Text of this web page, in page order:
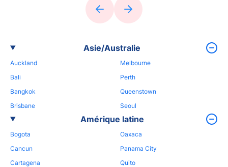
Asie/Australie
Auckland
Bali
Bangkok
Brisbane
Melbourne
Perth
Queenstown
Seoul
Amérique latine
Bogota
Cancun
Cartagena
Oaxaca
Panama City
Quito